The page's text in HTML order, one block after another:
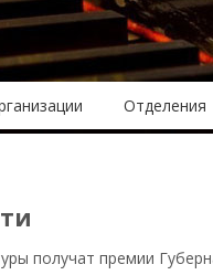
Отделения
получат премии